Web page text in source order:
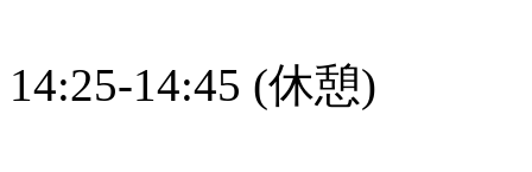
14:25-14:45 (休憩)